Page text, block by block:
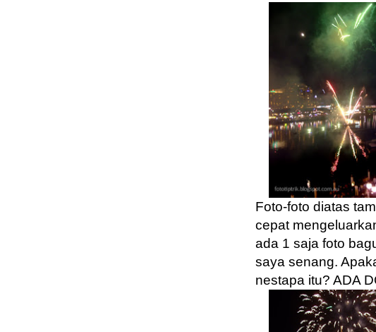
Foto-foto diatas
cepat
ada 1 saja foto
saya senang.
nestapa itu? ADA